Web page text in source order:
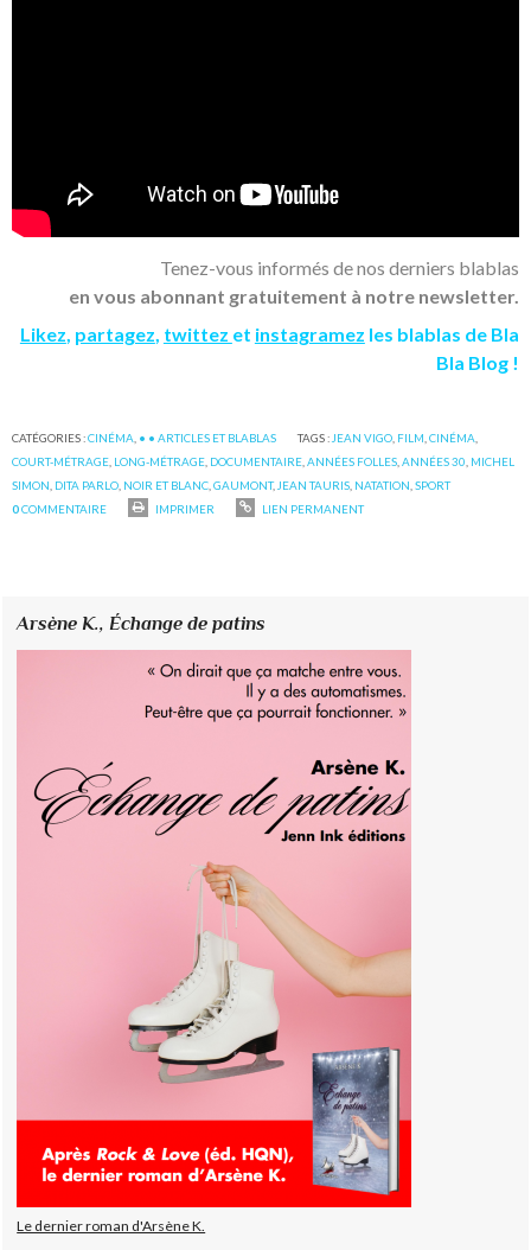
Tenez-vous informés de nos derniers blablas
en vous abonnant gratuitement à notre newsletter.
Likez, partagez, twittez et instagramez les blablas de Bla
Bla Blog !
CATÉGORIES :CINÉMA • • ARTICLES ET BLABLAS TAGS : JEAN VIGO FILM ,CINÉMA
COURT-MÉTRAGE LONG-MÉTRAGE DOCUMENTAIRE ,ANNÉES FOLLES ,ANNÉES 30 MICHEL
SIMON DITA PARLO NOIR ET BLANC ,GAUMONT, JEAN TAURIS NATATION ,SPORT
0COMMENTAIRE IMPRIMER LIEN PERMANENT
Arsène K.,Échange de patins
Le dernier roman d'Arsène K.